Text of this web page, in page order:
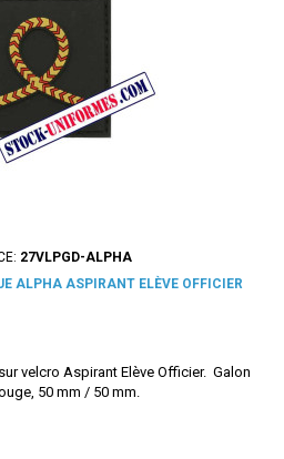
27VLPGD-ALPHA
ALPHA ASPIRANT ELÈVE OFFICIER
velcro Aspirant Elève Officier. Galon
50 mm / 50 mm.